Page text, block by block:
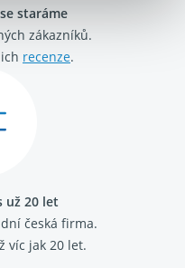
staráme
zákazníků.
recenze.
už 20 let
česká firma.
víc jak 20 let.